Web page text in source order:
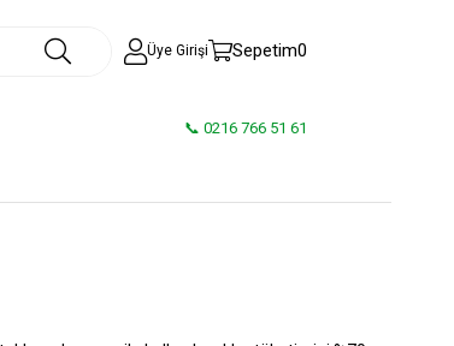
Üye Girişi Sepetim0
📞 0216 766 51 61